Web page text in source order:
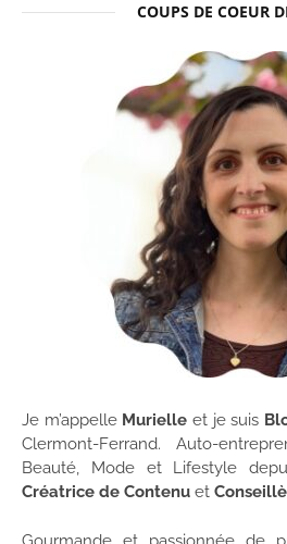
COUPS DE COEUR
Je m’appelle Murielle et je suis
Clermont-Ferrand. Auto-
Beauté, Mode et Lifestyle
Créatrice de Contenu et